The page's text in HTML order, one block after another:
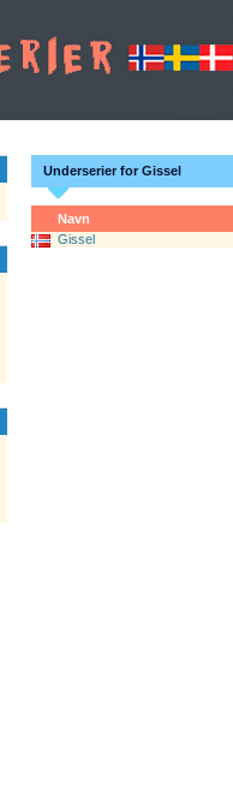
Underserier for Gissel
Navn
Gissel